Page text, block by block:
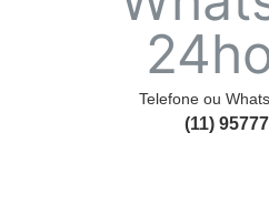
Telefone ou
(11)